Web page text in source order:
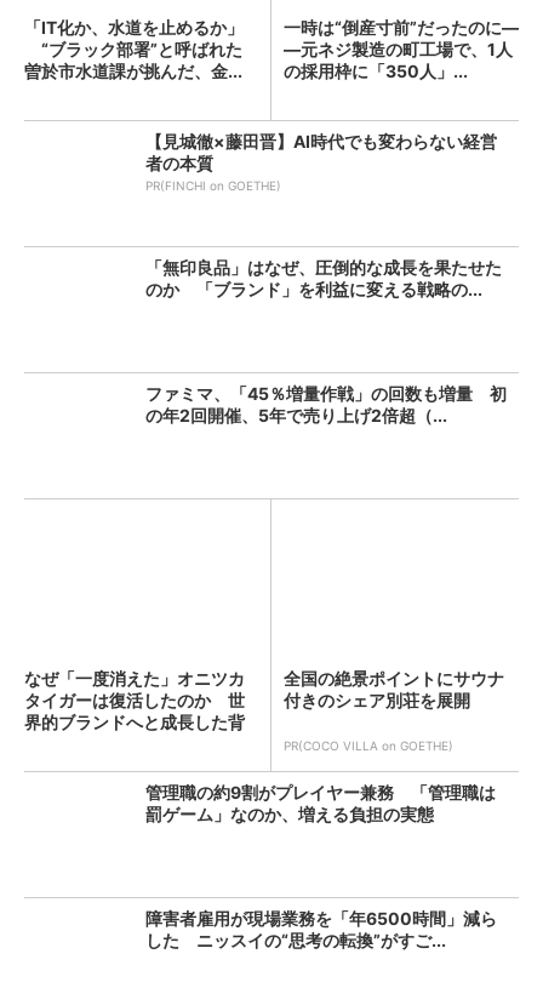
「IT化か、水道を止めるか」
“ブラック部署”と呼ばれた
曽於市水道課が挑んだ、金...
一時は“倒産寸前”だったのに―
―元ネジ製造の町工場で、1人
の採用枠に「350人」...
【見城徹×藤田晋】AI時代でも変わらない経営
者の本質
PR(FINCHI on GOETHE)
「無印良品」はなぜ、圧倒的な成長を果たせた
のか 「ブランド」を利益に変える戦略の...
ファミマ、「45％増量作戦」の回数も増量 初
の年2回開催、5年で売り上げ2倍超（...
なぜ「一度消えた」オニツカ
タイガーは復活したのか 世
界的ブランドへと成長した背
全国の絶景ポイントにサウナ
付きのシェア別荘を展開
PR(COCO VILLA on GOETHE)
管理職の約9割がプレイヤー兼務 「管理職は
罰ゲーム」なのか、増える負担の実態
障害者雇用が現場業務を「年6500時間」減ら
した ニッスイの“思考の転換”がすご...